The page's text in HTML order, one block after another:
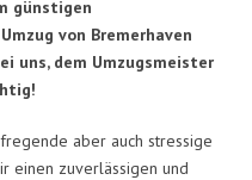
günstigen
von Bremerhaven
uns, dem Umzugsmeister
aber auch stressige
einen zuverlässigen und